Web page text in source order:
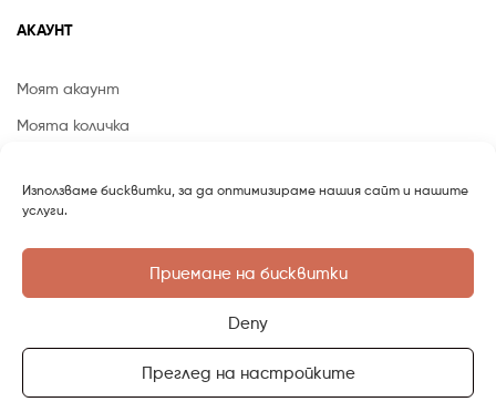
Използваме бисквитки, за да оптимизираме нашия сайт и нашите
услуги.
Приемане на бисквитки
Deny
Преглед на настройките
АКАУНТ
Моят акаунт
Моята количка
Методи за плащане
Оникс Трейд 73 ООД © 2026Nook Bulgaria. Всички права
запазени.
0